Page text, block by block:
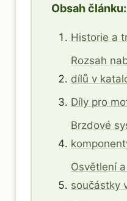
Obsah článku:
Historie a
Rozsah
dílů v
Díly pro
Brzdové
Osvětlení
součástky